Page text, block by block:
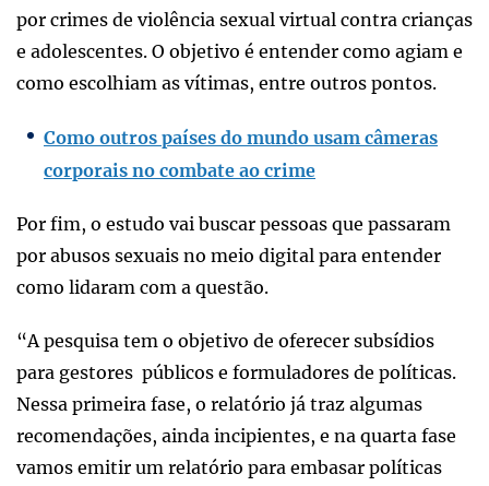
por crimes de violência sexual virtual contra crianças
e adolescentes. O objetivo é entender como agiam e
como escolhiam as vítimas, entre outros pontos.
Como outros países do mundo usam câmeras
corporais no combate ao crime
Por fim, o estudo vai buscar pessoas que passaram
por abusos sexuais no meio digital para entender
como lidaram com a questão.
“A pesquisa tem o objetivo de oferecer subsídios
para gestores públicos e formuladores de políticas.
Nessa primeira fase, o relatório já traz algumas
recomendações, ainda incipientes, e na quarta fase
vamos emitir um relatório para embasar políticas